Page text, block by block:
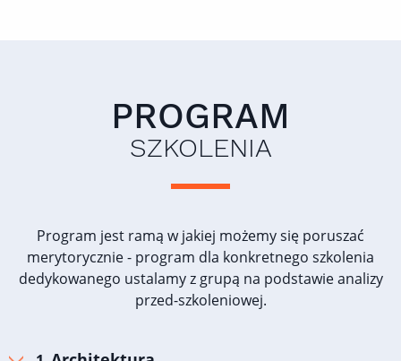
PROGRAM
SZKOLENIA
Program jest ramą w jakiej możemy się poruszać
merytorycznie - program dla konkretnego szkolenia
dedykowanego ustalamy z grupą na podstawie analizy
przed-szkoleniowej.